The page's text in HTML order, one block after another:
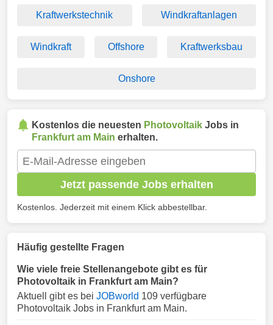
Kraftwerkstechnik Windkraftanlagen
Windkraft Offshore Kraftwerksbau
Onshore
Kostenlos die neuesten Photovoltaik Jobs in
Frankfurt am Main erhalten.
Jetzt passende Jobs erhalten
Kostenlos. Jederzeit mit einem Klick abbestellbar.
Häufig gestellte Fragen
Wie viele freie Stellenangebote gibt es für
Photovoltaik in Frankfurt am Main?
Aktuell gibt es bei JOBworld 109 verfügbare
Photovoltaik Jobs in Frankfurt am Main.